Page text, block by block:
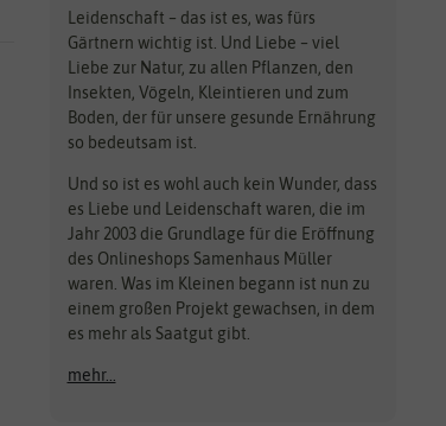
Leidenschaft – das ist es, was fürs
Gärtnern wichtig ist. Und Liebe – viel
Liebe zur Natur, zu allen Pflanzen, den
Insekten, Vögeln, Kleintieren und zum
Boden, der für unsere gesunde Ernährung
so bedeutsam ist.
Und so ist es wohl auch kein Wunder, dass
es Liebe und Leidenschaft waren, die im
Jahr 2003 die Grundlage für die Eröffnung
des Onlineshops Samenhaus Müller
waren. Was im Kleinen begann ist nun zu
einem großen Projekt gewachsen, in dem
es mehr als Saatgut gibt.
mehr...